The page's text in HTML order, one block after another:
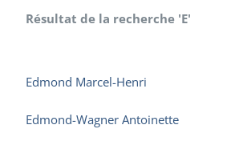
Résultat de la recherche 'E'
Edmond Marcel-Henri
Edmond-Wagner Antoinette